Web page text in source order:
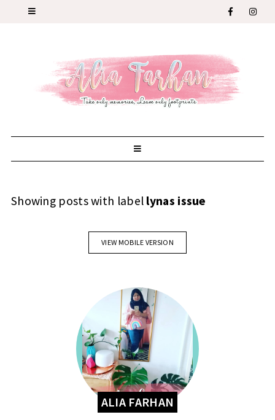
Showing posts with label lynas issue
VIEW MOBILE VERSION
ALIA FARHAN